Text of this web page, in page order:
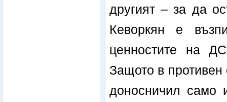
другият – за да
Кеворкян е
ценностите на
Защото в
доносничил само